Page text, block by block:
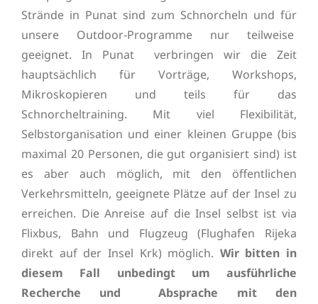
Strände in Punat sind zum Schnorcheln und für
unsere Outdoor-Programme nur teilweise
geeignet. In Punat verbringen wir die Zeit
hauptsächlich für Vorträge, Workshops,
Mikroskopieren und teils für das
Schnorcheltraining. Mit viel Flexibilität,
Selbstorganisation und einer kleinen Gruppe (bis
maximal 20 Personen, die gut organisiert sind) ist
es aber auch möglich, mit den öffentlichen
Verkehrsmitteln, geeignete Plätze auf der Insel zu
erreichen. Die Anreise auf die Insel selbst ist via
Flixbus, Bahn und Flugzeug (Flughafen Rijeka
direkt auf der Insel Krk) möglich. Wir bitten in
diesem Fall unbedingt um ausführliche
Recherche und Absprache mit den